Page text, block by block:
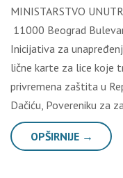
MINISTARSTVO
11000 Beograd
Inicijativa za
lične karte za lice koje
privremena zaštita u
Dačiću, Povereniku za
OPŠIRNIJE →